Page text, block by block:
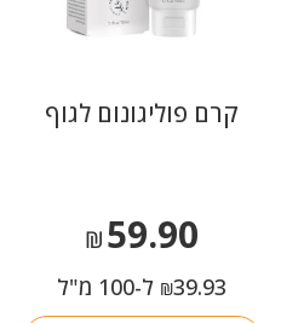
קרם פוליגונום לגוף
₪59.90
₪39.93 ל-100 מ"ל